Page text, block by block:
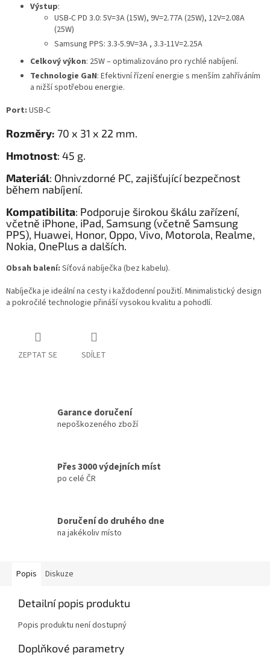
Výstup:
USB-C PD 3.0: 5V=3A (15W), 9V=2.77A (25W), 12V=2.08A
(25W)
Samsung PPS: 3.3-5.9V=3A , 3.3-11V=2.25A
Celkový výkon: 25W – optimalizováno pro rychlé nabíjení.
Technologie GaN: Efektivní řízení energie s menším zahříváním
a nižší spotřebou energie.
Port: USB-C
Rozměry: 70 x 31 x 22 mm.
Hmotnost: 45 g.
Materiál: Ohnivzdorné PC, zajišťující bezpečnost
během nabíjení.
Kompatibilita: Podporuje širokou škálu zařízení,
včetně iPhone, iPad, Samsung (včetně Samsung
PPS), Huawei, Honor, Oppo, Vivo, Motorola, Realme,
Nokia, OnePlus a dalších.
Obsah balení: Síťová nabíječka (bez kabelu).
Nabíječka je ideální na cesty i každodenní použití. Minimalistický design
a pokročilé technologie přináší vysokou kvalitu a pohodlí.
ZEPTAT SE SDÍLET
Garance doručení
nepoškozeného zboží
Přes 3000 výdejních míst
po celé ČR
Doručení do druhého dne
na jakékoliv místo
Popis Diskuze
Detailní popis produktu
Popis produktu není dostupný
Doplňkové parametry